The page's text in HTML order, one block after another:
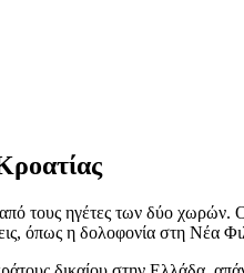
από τους ηγέτες των δύο
όπως η δολοφονία στη Νέα